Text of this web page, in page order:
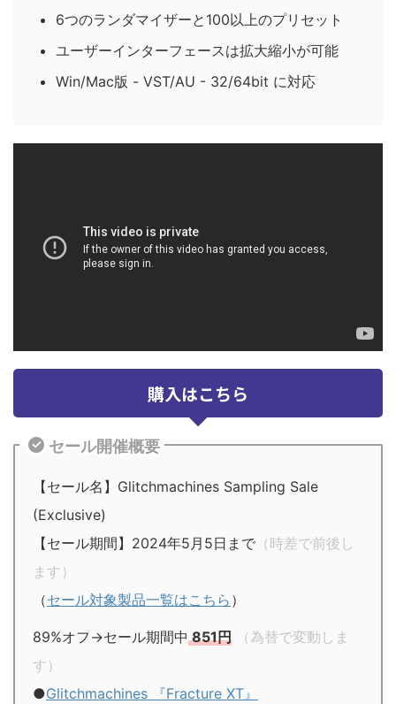
6つのランダマイザーと100以上のプリセット
ユーザーインターフェースは拡大縮小が可能
Win/Mac版 - VST/AU - 32/64bit に対応
購入はこちら
セール開催概要
【セール名】Glitchmachines Sampling Sale
(Exclusive)
【セール期間】2024年5月5日まで （時差で前後し
ます）
（セール対象製品一覧はこちら ）
89%オフ→セール期間中851円
（為替で変動しま
す）
●Glitchmachines 『Fracture XT』